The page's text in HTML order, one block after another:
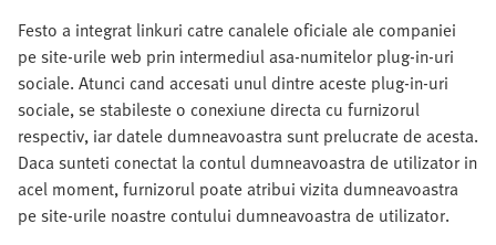
Festo a integrat linkuri catre canalele oficiale ale companiei
pe site-urile web prin intermediul asa-numitelor plug-in-uri
sociale. Atunci cand accesati unul dintre aceste plug-in-uri
sociale, se stabileste o conexiune directa cu furnizorul
respectiv, iar datele dumneavoastra sunt prelucrate de acesta.
Daca sunteti conectat la contul dumneavoastra de utilizator in
acel moment, furnizorul poate atribui vizita dumneavoastra
pe site-urile noastre contului dumneavoastra de utilizator.